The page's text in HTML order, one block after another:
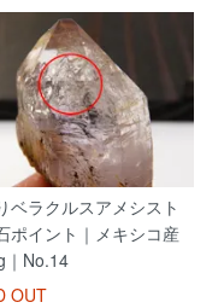
ベラクルスアメシスト
ポイント｜メキシコ産
｜No.14
OUT